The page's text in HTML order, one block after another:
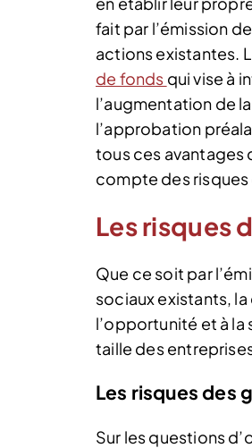
fait par l’émission
actions existantes.
de fonds qui vise à
l’augmentation de
l’approbation
tous ces avantages
compte des
Les risques
Que ce soit par
sociaux existants,
l’opportunité et à
taille des
Les risques des
Sur les questions